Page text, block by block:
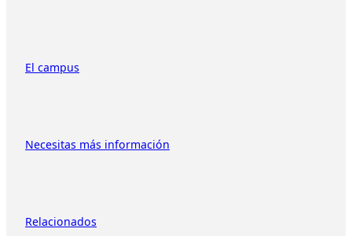
El campus
Necesitas más información
Relacionados